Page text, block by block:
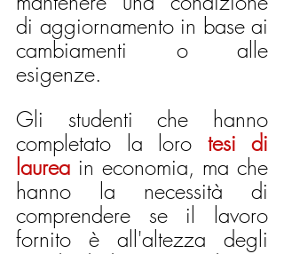
di aggiornamento in base ai
cambiamenti o alle
esigenze.
Gli studenti che hanno
completato la loro tesi di
laurea in economia, ma che
hanno la necessità di
comprendere se il lavoro
fornito è all'altezza degli